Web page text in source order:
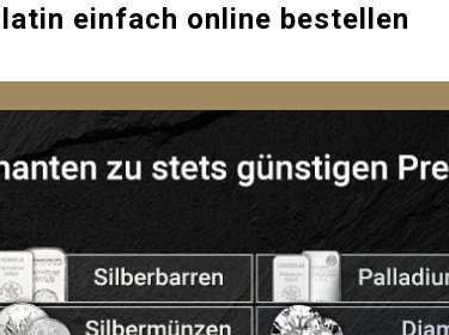
einfach online bestellen